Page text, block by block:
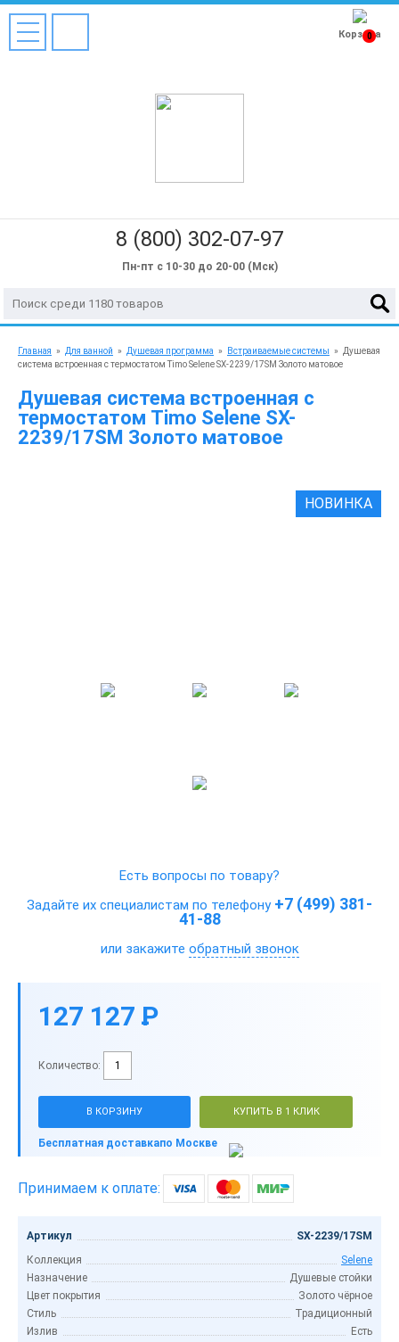
8 (800) 302-07-97
Пн-пт с 10-30 до 20-00 (Мск)
0
Корзина
Главная » Для ванной » Душевая программа » Встраиваемые системы »
Душевая
система встроенная с термостатом Timo Selene SX-2239/17SM Золото матовое
Душевая система встроенная с
термостатом Timo Selene SX-
2239/17SM Золото матовое
НОВИНКА
Есть вопросы по товару?
Задайте их специалистам по телефону +7 (499) 381-
41-88
или закажите обратный звонок
127 127 P
-
Количество:
В КОРЗИНУ КУПИТЬ В 1 КЛИК
Бесплатная доставкапо Москве
Принимаем к оплате:
Артикул
SX-2239/17SM
Коллекция
Selene
Назначение
Душевые стойки
Цвет покрытия
Золото чёрное
Стиль
Традиционный
Излив
Есть